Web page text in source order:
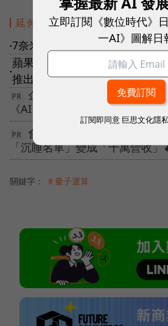
延伸閱讀
● 7奈米製程大亂鬥，台積電與三
●
蘋果5G版iPhone有影，Intel旗
推出
企業搶單，從建立跨境工作
《AI 人才全方位實戰課》
會員很多卻不回購？10/14
「沉睡名單」變成「千萬營收」
關鍵字： ＃量子運算
立即訂閱《數位時代》
一AI》圖解日
訂閱即同意 巨思文化隱